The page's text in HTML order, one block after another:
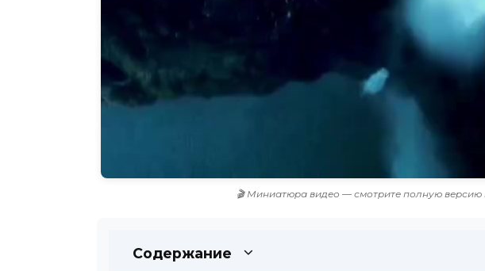
🎬 Миниатюра видео — смотрите полную версию
Содержание